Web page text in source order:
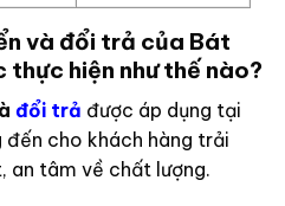
và đổi trả của Bát
hiện như thế nào?
đổi trả được áp dụng tại
đến cho khách hàng trải
an tâm về chất lượng.